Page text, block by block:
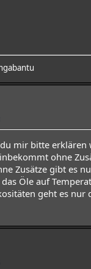
mir bitte erklären
ohne
Zusätze gibt es
Öle auf
geht es nur